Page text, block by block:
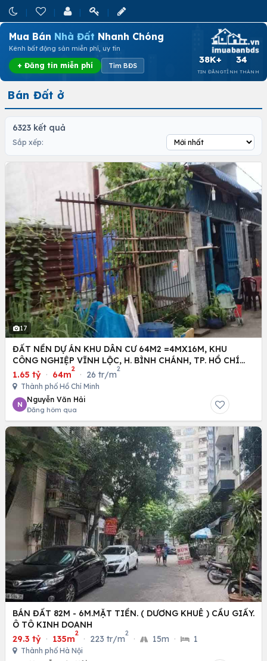
Mua Bán Nhà Đất Nhanh Chóng
Kênh bất động sản miễn phí, uy tín
+ Đăng tin miễn phí Tìm BĐS
38K+
TIN ĐĂNG
34
TỈNH THÀNH
Bán Đất ở
6323 kết quả
Sắp xếp:
17
ĐẤT NỀN DỰ ÁN KHU DÂN CƯ 64M2 =4MX16M, KHU
CÔNG NGHIỆP VĨNH LỘC, H. BÌNH CHÁNH, TP. HỒ CHÍ
MINH
1.65 tỷ · 64m
2
· 26 tr/m
2
Thành phố Hồ Chí Minh
N
Nguyễn Văn Hải
Đăng hôm qua
BÁN ĐẤT 82M - 6M.MẶT TIỀN. ( DƯƠNG KHUÊ ) CẦU GIẤY.
Ô TÔ KINH DOANH
29.3 tỷ · 135m
2
· 223 tr/m
2
· 15m · 1
Thành phố Hà Nội